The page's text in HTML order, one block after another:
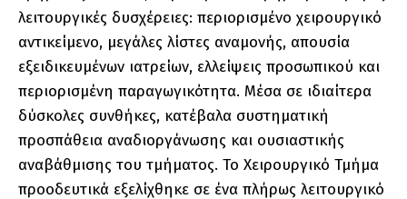
λειτουργικές δυσχέρειες: περιορισμένο χειρουργικό
αντικείμενο, μεγάλες λίστες αναμονής, απουσία
εξειδικευμένων ιατρείων, ελλείψεις προσωπικού και
περιορισμένη παραγωγικότητα. Μέσα σε ιδιαίτερα
δύσκολες συνθήκες, κατέβαλα συστηματική
προσπάθεια αναδιοργάνωσης και ουσιαστικής
αναβάθμισης του τμήματος. Το Χειρουργικό Τμήμα
προοδευτικά εξελίχθηκε σε ένα πλήρως λειτουργικό